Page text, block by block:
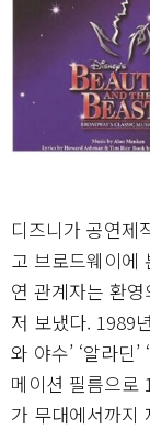
디즈니가 공연제
고 브로드웨이에
연 관계자는 환
저 보냈다. 1989
와 야수’ ‘알라딘’
메이션 필름으로
가 무대에서까지